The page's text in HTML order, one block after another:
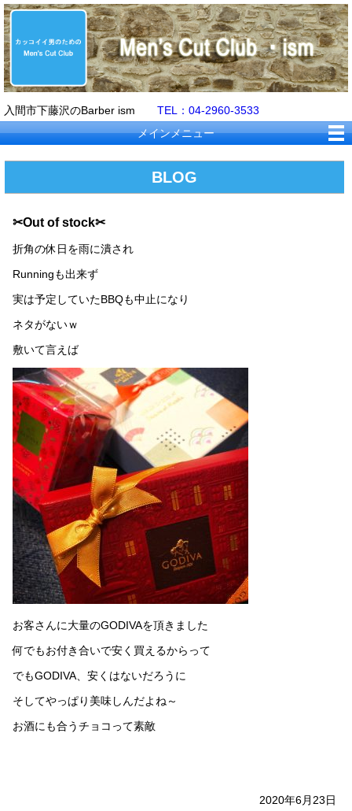
入間市下藤沢のBarber ism TEL：04-2960-3533
メインメニュー
BLOG
✂Out of stock✂
折角の休日を雨に潰され
Runningも出来ず
実は予定していたBBQも中止になり
ネタがないｗ
敷いて言えば
お客さんに大量のGODIVAを頂きました
何でもお付き合いで安く買えるからって
でもGODIVA、安くはないだろうに
そしてやっぱり美味しんだよね～
お酒にも合うチョコって素敵
2020年6月23日